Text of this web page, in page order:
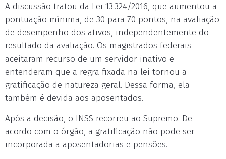
A discussão tratou da Lei 13.324/2016, que aumentou a
pontuação mínima, de 30 para 70 pontos, na avaliação
de desempenho dos ativos, independentemente do
resultado da avaliação. Os magistrados federais
aceitaram recurso de um servidor inativo e
entenderam que a regra fixada na lei tornou a
gratificação de natureza geral. Dessa forma, ela
também é devida aos aposentados.
Após a decisão, o INSS recorreu ao Supremo. De
acordo com o órgão, a gratificação não pode ser
incorporada a aposentadorias e pensões.